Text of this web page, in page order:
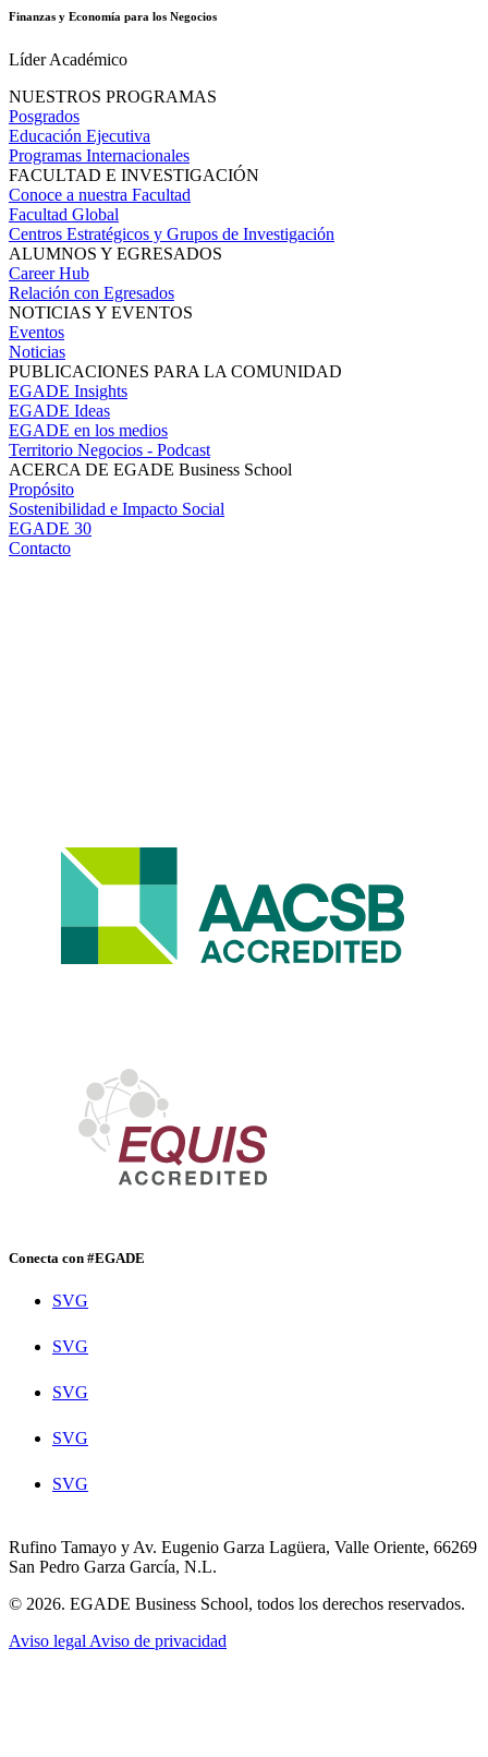
Finanzas y Economía para los Negocios
Líder Académico
NUESTROS PROGRAMAS
Posgrados
Educación Ejecutiva
Programas Internacionales
FACULTAD E INVESTIGACIÓN
Conoce a nuestra Facultad
Facultad Global
Centros Estratégicos y Grupos de Investigación
ALUMNOS Y EGRESADOS
Career Hub
Relación con Egresados
NOTICIAS Y EVENTOS
Eventos
Noticias
PUBLICACIONES PARA LA COMUNIDAD
EGADE Insights
EGADE Ideas
EGADE en los medios
Territorio Negocios - Podcast
ACERCA DE EGADE Business School
Propósito
Sostenibilidad e Impacto Social
EGADE 30
Contacto
Conecta con #EGADE
SVG
SVG
SVG
SVG
SVG
Rufino Tamayo y Av. Eugenio Garza Lagüera, Valle Oriente, 66269
San Pedro Garza García, N.L.
© 2026. EGADE Business School, todos los derechos reservados.
Aviso legal Aviso de privacidad